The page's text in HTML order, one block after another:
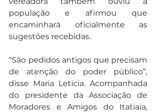
população e afirmou que
encaminhará oficialmente as
sugestões recebidas.
“São pedidos antigos que precisam
de atenção do poder público”,
disse Maria Leticia. Acompanhada
do presidente da Associação de
Moradores e Amigos do Itatiaia,